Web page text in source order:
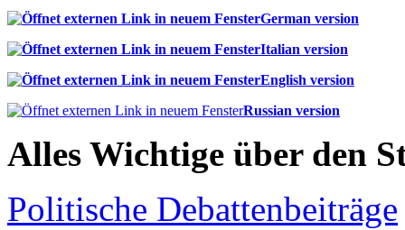
German version
Italian version
English version
Russian version
Alles Wichtige über den
Politische Debattenbeiträge